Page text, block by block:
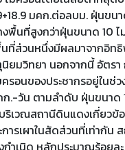
มคก.ต่อลบม. ฝุ่นขน
งพื้นที่สูงกว่าฝุ่นขนาด 10
ที่ส่วนหนึ่งมีผลมาจากอิท
ยมวิทยา นอกจากนี้ อัตรา
รอนของประชากรอยู่ในช่
.-วัน ตามลําดับ ฝุ่นขนาด
ริเวณสถานีดินแดงเกี่ยวข้
ารเผาในสัดส่วนที่เท่ากัน
กําเนิด หลักประมาณร้อยล